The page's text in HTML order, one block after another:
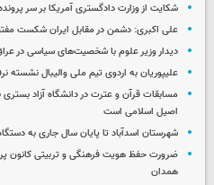
شکایت از وزارت دادگستری آمریکا بر سر
علی اکبری: دشمن در مقابل ایران شکست
دیدار وزیر علوم با شخصیت‌های سیاسی در
علیپوریان به اردوی تیم ملی والیبال نشسته
مسابقات قرآن و عترت در دانشگاه آزاد
اصیل اسلامی است
شهرستان اسدآباد تا پایان سال جاری به
ضرورت حفظ هویت فرهنگی و تربیتی کانون
همدان